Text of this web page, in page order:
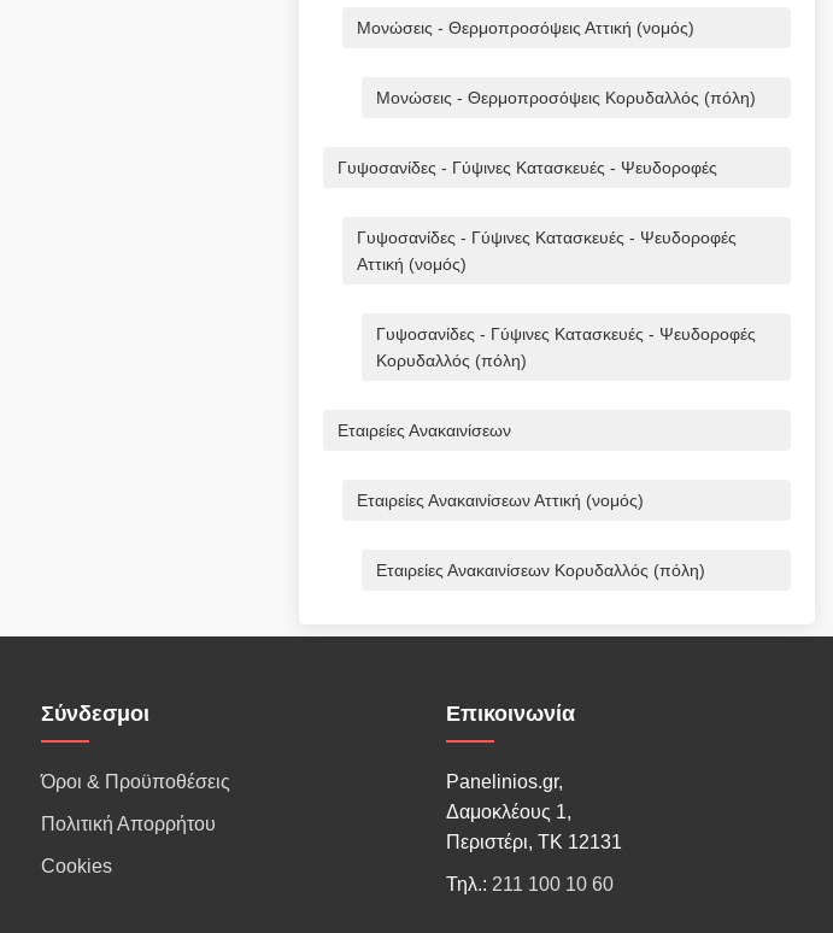
Μονώσεις - Θερμοπροσόψεις Αττική (νομός)
Μονώσεις - Θερμοπροσόψεις Κορυδαλλός (πόλη)
Γυψοσανίδες - Γύψινες Κατασκευές - Ψευδοροφές
Γυψοσανίδες - Γύψινες Κατασκευές - Ψευδοροφές
Αττική (νομός)
Γυψοσανίδες - Γύψινες Κατασκευές - Ψευδοροφές
Κορυδαλλός (πόλη)
Εταιρείες Ανακαινίσεων
Εταιρείες Ανακαινίσεων Αττική (νομός)
Εταιρείες Ανακαινίσεων Κορυδαλλός (πόλη)
Σύνδεσμοι
Όροι & Προϋποθέσεις
Πολιτική Απορρήτου
Cookies
Επικοινωνία
Panelinios.gr,
Δαμοκλέους 1,
Περιστέρι, ΤΚ 12131
Τηλ.: 211 100 10 60